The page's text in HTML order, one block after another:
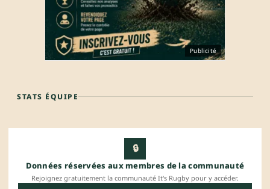
Publicité
STATS ÉQUIPE
🔒
Données réservées aux membres de la communauté
Rejoignez gratuitement la communauté It's Rugby pour y accéder.